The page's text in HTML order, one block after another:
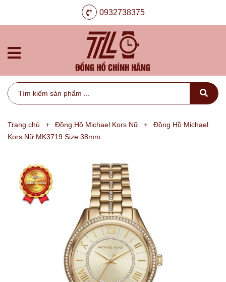
0932738375
Trang chủ + Đồng Hồ Michael Kors Nữ +
Đồng Hồ Michael
Kors Nữ MK3719 Size 38mm